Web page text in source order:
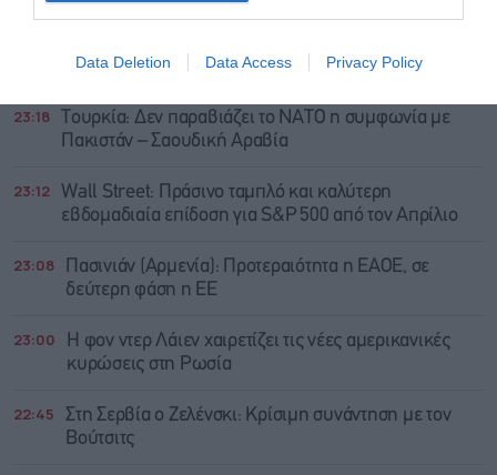
Data Deletion Data Access Privacy Policy
Μαύρη Θάλασσα
23:18
Τουρκία: Δεν παραβιάζει το ΝΑΤΟ η συμφωνία με
Πακιστάν – Σαουδική Αραβία
23:12
Wall Street: Πράσινο ταμπλό και καλύτερη
εβδομαδιαία επίδοση για S&P 500 από τον Απρίλιο
23:08
Πασινιάν (Αρμενία): Προτεραιότητα η ΕΑΟΕ, σε
δεύτερη φάση η ΕΕ
23:00
Η φον ντερ Λάιεν χαιρετίζει τις νέες αμερικανικές
κυρώσεις στη Ρωσία
22:45
Στη Σερβία ο Ζελένσκι: Κρίσιμη συνάντηση με τον
Βούτσιτς